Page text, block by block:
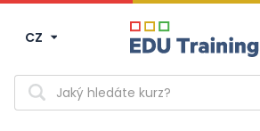
CZ
Vyhledávání